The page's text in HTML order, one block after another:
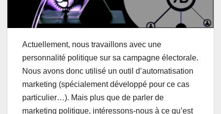
Actuellement, nous travaillons avec une
personnalité politique sur sa campagne électorale.
Nous avons donc utilisé un outil d’automatisation
marketing (spécialement développé pour ce cas
particulier…). Mais plus que de parler de
marketing politique, intéressons-nous à ce qu’est